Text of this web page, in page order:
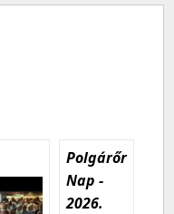
Polgárőr
Nap -
2026.